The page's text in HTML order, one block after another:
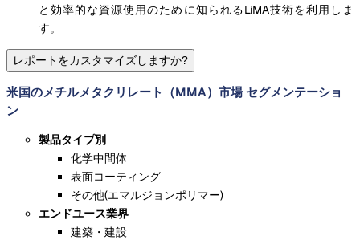
と効率的な資源使用のために知られるLiMA技術を利用しま
す。
レポートをカスタマイズしますか?
米国のメチルメタクリレート（MMA）市場 セグメンテーショ
ン
製品タイプ別
化学中間体
表面コーティング
その他(エマルジョンポリマー)
エンドユース業界
建築・建設